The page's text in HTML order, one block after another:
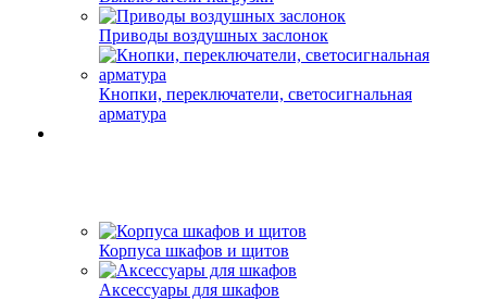
Приводы воздушных заслонок
Кнопки, переключатели, светосигнальная
арматура
Корпуса шкафов и щитов
Аксессуары для шкафов